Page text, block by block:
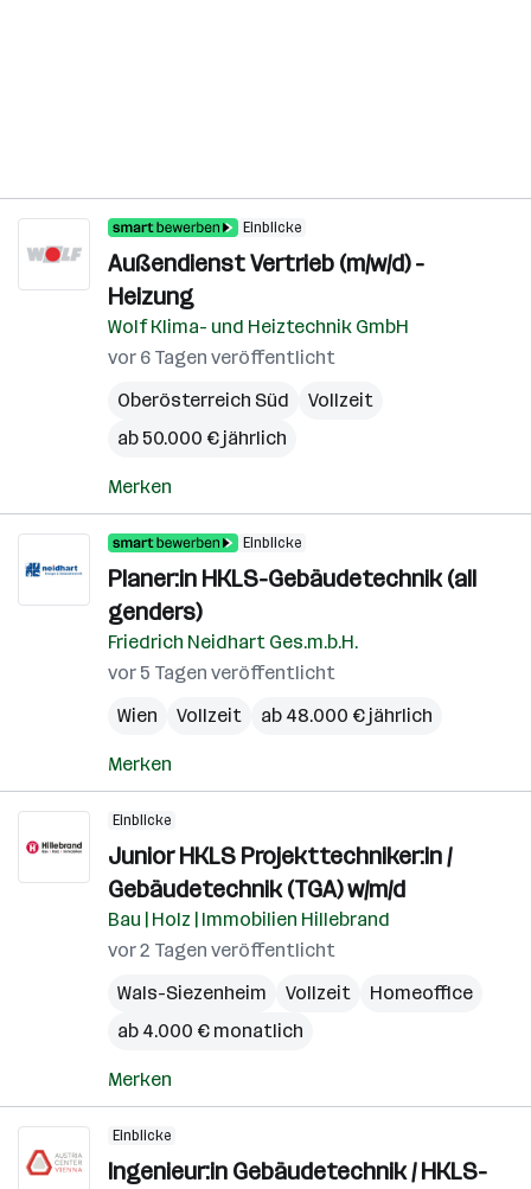
Einblicke
Außendienst Vertrieb (m/w/d) -
Heizung
Wolf Klima- und Heiztechnik GmbH
vor 6 Tagen veröffentlicht
Oberösterreich Süd
Vollzeit
ab 50.000 € jährlich
Merken
Einblicke
Planer:in HKLS-Gebäudetechnik (all
genders)
Friedrich Neidhart Ges.m.b.H.
vor 5 Tagen veröffentlicht
Wien
Vollzeit ab 48.000 € jährlich
Merken
Einblicke
Junior HKLS Projekttechniker:in /
Gebäudetechnik (TGA) w/m/d
Bau | Holz | Immobilien Hillebrand
vor 2 Tagen veröffentlicht
Wals-Siezenheim
Vollzeit
Homeoffice
ab 4.000 € monatlich
Merken
Einblicke
Ingenieur:in Gebäudetechnik / HKLS-